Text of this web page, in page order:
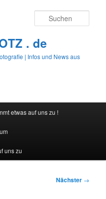
. de
| Infos und News aus
etwas auf uns zu !
uns zu
Nächster →